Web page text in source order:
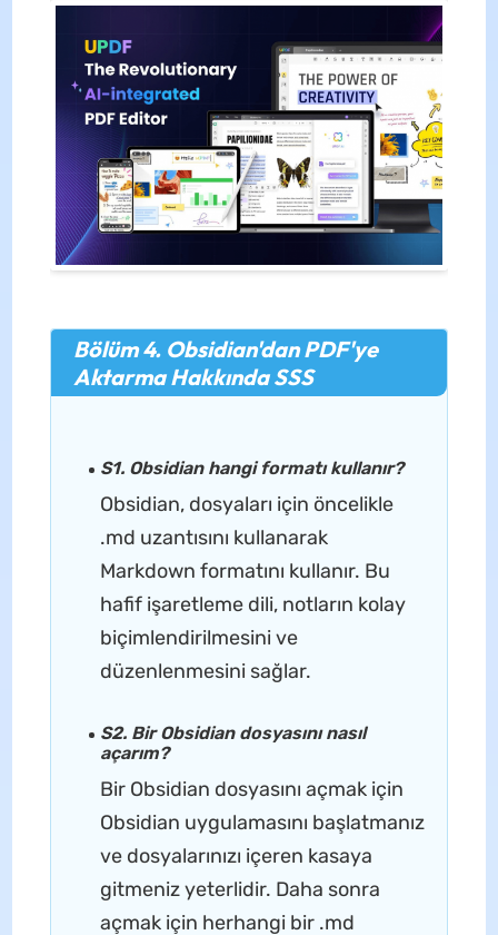
Bölüm 4. Obsidian'dan PDF'ye
Aktarma Hakkında SSS
S1. Obsidian hangi formatı kullanır?
Obsidian, dosyaları için öncelikle
.md uzantısını kullanarak
Markdown formatını kullanır. Bu
hafif işaretleme dili, notların kolay
biçimlendirilmesini ve
düzenlenmesini sağlar.
S2. Bir Obsidian dosyasını nasıl
açarım?
Bir Obsidian dosyasını açmak için
Obsidian uygulamasını başlatmanız
ve dosyalarınızı içeren kasaya
gitmeniz yeterlidir. Daha sonra
açmak için herhangi bir .md